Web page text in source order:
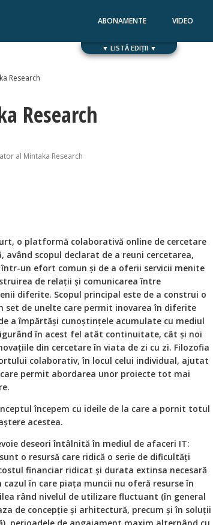
ABONAMENTE VIDEO
▼ LISTĂ EDIȚII ▼
Research
Research
al Mintaka Research
o platformă colaborativă online de cercetare
scopul declarat de a reuni cercetarea,
un efort comun şi de a oferii servicii menite
de relaţii şi comunicarea între
diferite. Scopul principal este de a construi o
set de unelte care permit inovarea în diferite
a împărtăşi cunoştinţele acumulate cu mediul
în acest fel atât continuitate, cât şi noi
din cercetare în viata de zi cu zi. Filozofia
colaborativ, în locul celui individual, ajutat
permit abordarea unor proiecte tot mai
începem cu ideile de la care a pornit totul
acestea.
deseori întâlnită în mediul de afaceri IT:
o resursă care ridică o serie de dificultăţi
financiar ridicat şi durata extinsa necesară
în care piaţa muncii nu oferă resurse în
rând nivelul de utilizare fluctuant (în general
de concepţie şi arhitectură, precum şi în soluţii